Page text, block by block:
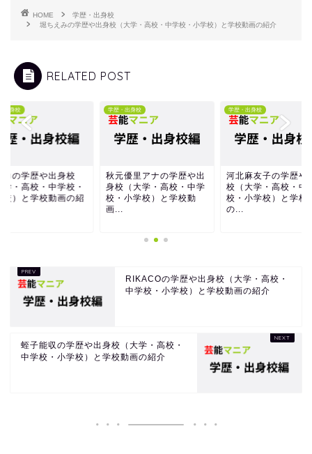
HOME
学歴・出身校
堀ちえみの学歴や出身校（大学・高校・中学校・小学校）と学校動画の紹介
RELATED POST
出身校
優里アナの学歴や出
（大学・高校・中学
小学校）と学校動
学歴・出身校
河北麻友子の学歴や出身
校（大学・高校・中学
校・小学校）と学校動画
の...
学歴・出身校
竹内力の学歴や出身
（大学・高校・中学
小学校）と学校動画
介
RIKACOの学歴や出身校（大学・高校・
中学校・小学校）と学校動画の紹介
蛭子能収の学歴や出身校（大学・高校・
中学校・小学校）と学校動画の紹介